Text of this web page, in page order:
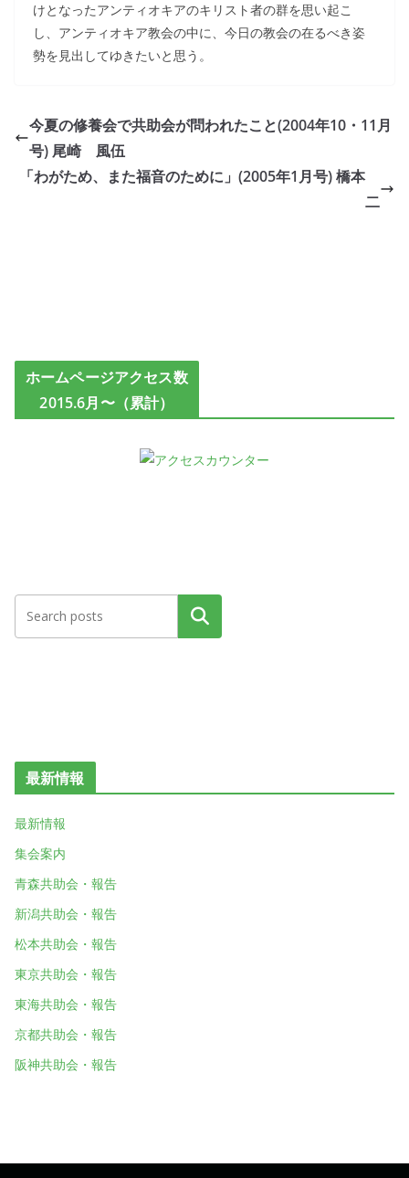
けとなったアンティオキアのキリスト者の群を思い起こ
し、アンティオキア教会の中に、今日の教会の在るべき姿
勢を見出してゆきたいと思う。
今夏の修養会で共助会が問われたこと(2004年10・11月
号) 尾崎 風伍
「わがため、また福音のために」(2005年1月号) 橋本
二
ホームページアクセス数
2015.6月〜（累計）
検索
最新情報
最新情報
集会案内
青森共助会・報告
新潟共助会・報告
松本共助会・報告
東京共助会・報告
東海共助会・報告
京都共助会・報告
阪神共助会・報告